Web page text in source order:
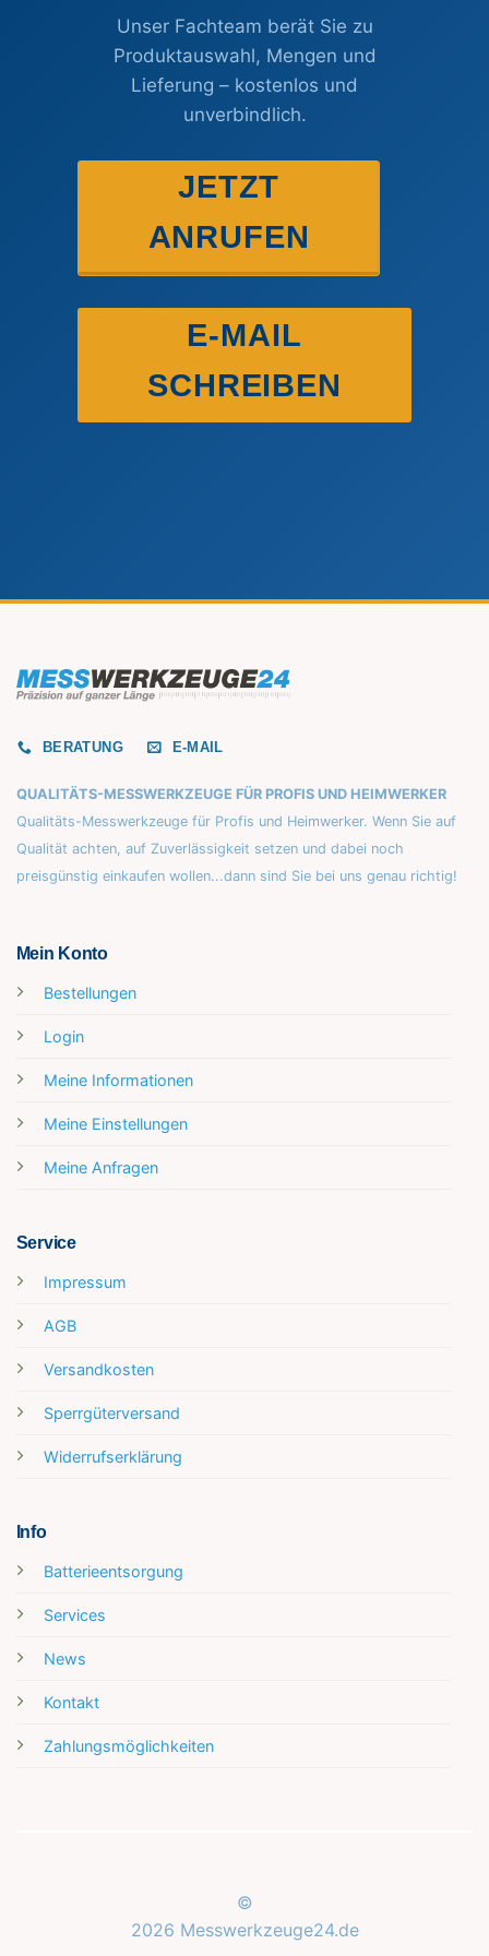
Unser Fachteam berät Sie zu
Produktauswahl, Mengen und
Lieferung – kostenlos und
unverbindlich.
JETZT
ANRUFEN
E-MAIL
SCHREIBEN
BERATUNG E-MAIL
QUALITÄTS-MESSWERKZEUGE FÜR PROFIS UND HEIMWERKER
Qualitäts-Messwerkzeuge für Profis und Heimwerker. Wenn Sie auf
Qualität achten, auf Zuverlässigkeit setzen und dabei noch
preisgünstig einkaufen wollen...dann sind Sie bei uns genau richtig!
Mein Konto
Bestellungen
Login
Meine Informationen
Meine Einstellungen
Meine Anfragen
Service
Impressum
AGB
Versandkosten
Sperrgüterversand
Widerrufserklärung
Info
Batterieentsorgung
Services
News
Kontakt
Zahlungsmöglichkeiten
©
2026 Messwerkzeuge24.de